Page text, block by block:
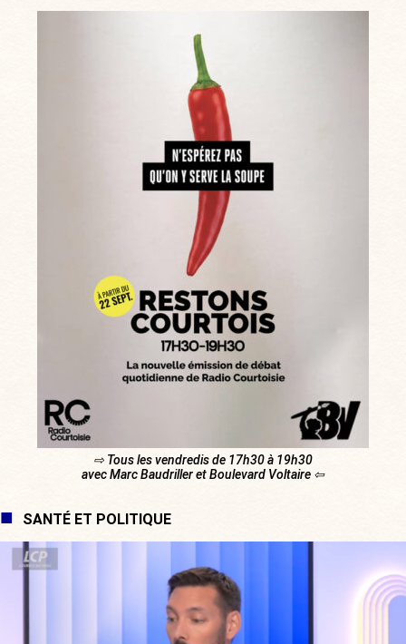
⇨ Tous les vendredis de 17h30 à 19h30
avec Marc Baudriller et Boulevard Voltaire ⇦
SANTÉ ET POLITIQUE